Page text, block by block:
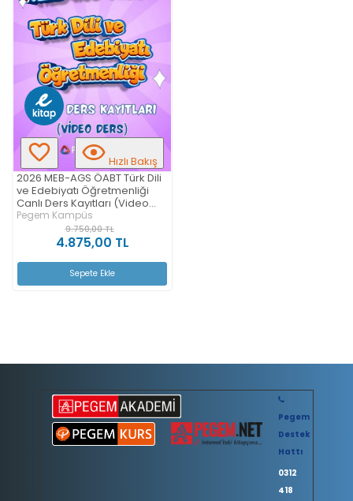
Hızlı Bakış
2026 MEB-AGS ÖABT Türk Dili
ve Edebiyatı Öğretmenliği
Canlı Ders Kayıtları (Video
Ders)
Pegem Kampüs
9.750,00 TL
4.875,00 TL
Sepete Ekle
Pegem
Destek
Hattı
0312
418